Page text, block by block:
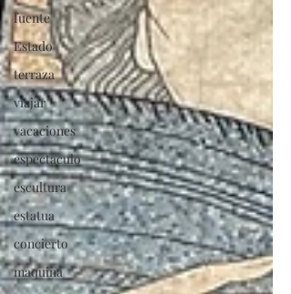
fuente
Estado
terraza
viajar
vacaciones
espectaculo
escultura
estatua
concierto
maquina